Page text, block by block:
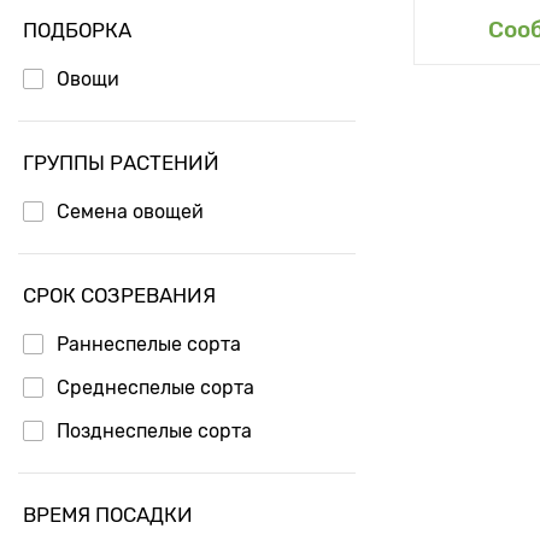
ПОДБОРКА
Овощи
ГРУППЫ РАСТЕНИЙ
Семена овощей
СРОК СОЗРЕВАНИЯ
Раннеспелые сорта
Среднеспелые сорта
Позднеспелые сорта
ВРЕМЯ ПОСАДКИ